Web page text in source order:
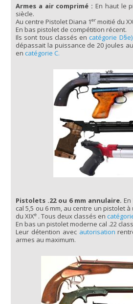
Armes a air comprimé : En haut le
siècle.
Au centre Pistolet Diana 1er moitié du
En bas pistolet de compétition récent.
Ils sont tous classés encatégorie D§e)
dépassait la puissance de 20 joules
encatégorie C.
Pistolets .22 ou 6 mm annulaire.
cal 5,5 ou 6 mm, au centre un pistolet
du XIXe . Tous deux classés en
En bas un pistolet moderne cal .22
Leur détention avec autorisation
armes au maximum.